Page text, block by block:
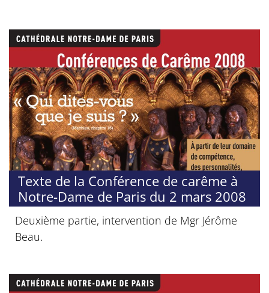
Texte de la Conférence de carême à
Notre-Dame de Paris du 2 mars 2008
Deuxième partie, intervention de Mgr Jérôme
Beau.